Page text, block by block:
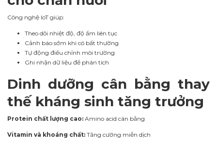
Công nghệ IoT giúp:
Theo dõi nhiệt độ, độ ẩm liên tục
Cảnh báo sớm khi có bất thường
Tự động điều chỉnh môi trường
Ghi nhận dữ liệu để phân tích
Dinh dưỡng cân bằng thay
thế kháng sinh tăng trưởng
Protein chất lượng cao: Amino acid cân bằng
Vitamin và khoáng chất: Tăng cường miễn dịch